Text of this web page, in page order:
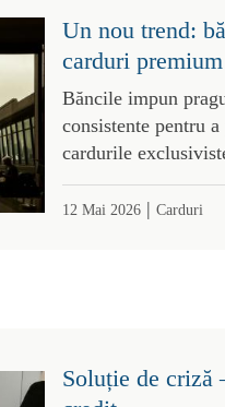
Un nou trend:
carduri premium
Băncile impun
consistente pentru
cardurile
12 Mai 2026| Carduri
Soluție de criză